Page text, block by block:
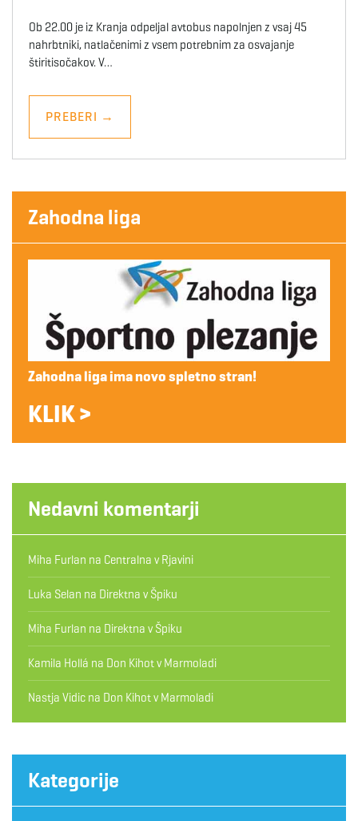
Ob 22.00 je iz Kranja odpeljal avtobus napolnjen z vsaj 45
nahrbtniki, natlačenimi z vsem potrebnim za osvajanje
štiritisočakov. V…
PREBERI →
Zahodna liga
Zahodna liga ima novo spletno stran!
KLIK >
Nedavni komentarji
Miha Furlan na Centralna v Rjavini
Luka Selan na Direktna v Špiku
Miha Furlan na Direktna v Špiku
Kamila Hollá na Don Kihot v Marmoladi
Nastja Vidic na Don Kihot v Marmoladi
Kategorije